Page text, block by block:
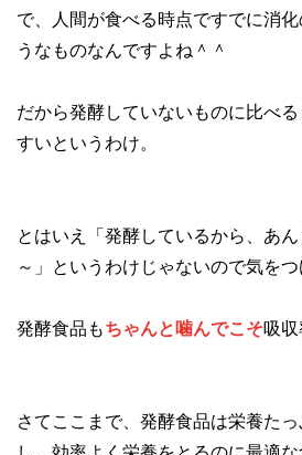
で、人間が食べる時点ですでに消
うなものなんですよね＾＾
だから発酵していないものに比べ
すいというわけ。
とはいえ「発酵しているから、あ
～」というわけじゃないので気をつ
発酵食品もちゃんと噛んでこそ吸収
さてここまで、発酵食品は栄養た